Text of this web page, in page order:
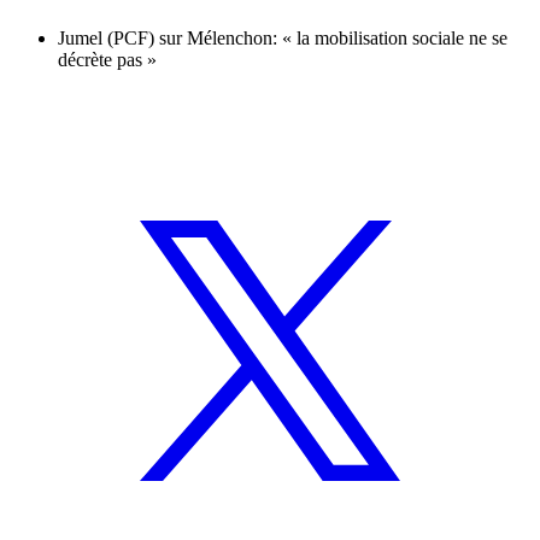
Jumel (PCF) sur Mélenchon: « la mobilisation sociale ne se
décrète pas »